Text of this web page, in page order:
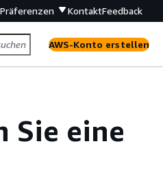
Präferenzen KontaktFeedback
AWS-Konto erstellen
Sie eine